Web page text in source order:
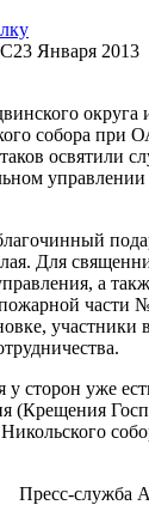
23 Января 2013
округа
собора
освятили
Для
а
части
участники
сторон уже
(Крещения
Пресс-служба